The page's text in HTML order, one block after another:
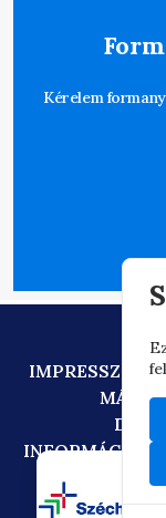
Kérelem
IMPRESSZUM